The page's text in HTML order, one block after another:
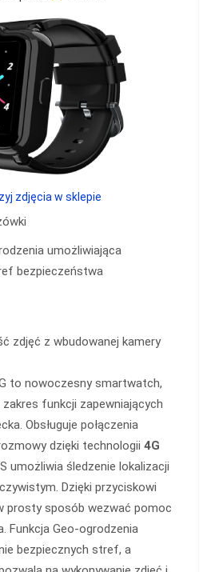
umożliwiająca
bezpieczeństwa
zdjęć z wbudowanej kamery
to nowoczesny smartwatch,
funkcji zapewniających
Obsługuje połączenia
dzięki technologii 4G
umożliwia śledzenie lokalizacji
Dzięki przyciskowi
prosty sposób wezwać pomoc
Funkcja Geo-ogrodzenia
bezpiecznych stref, a
zdjęcia w sklepie